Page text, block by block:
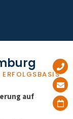
auf